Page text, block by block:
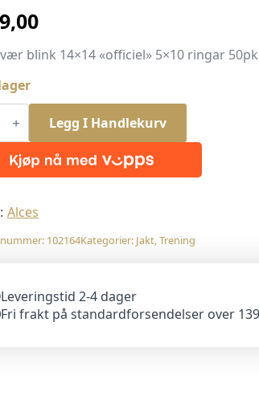
blink 14×14 «officiel» 5×10 ringar 50pk
Legg I Handlekurv
Alces
102164Kategorier: Jakt,Trening
Leveringstid 2-4 dager
Fri frakt på standardforsendelser over